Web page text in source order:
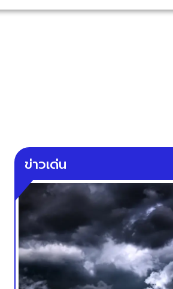
ข่าวเด่น